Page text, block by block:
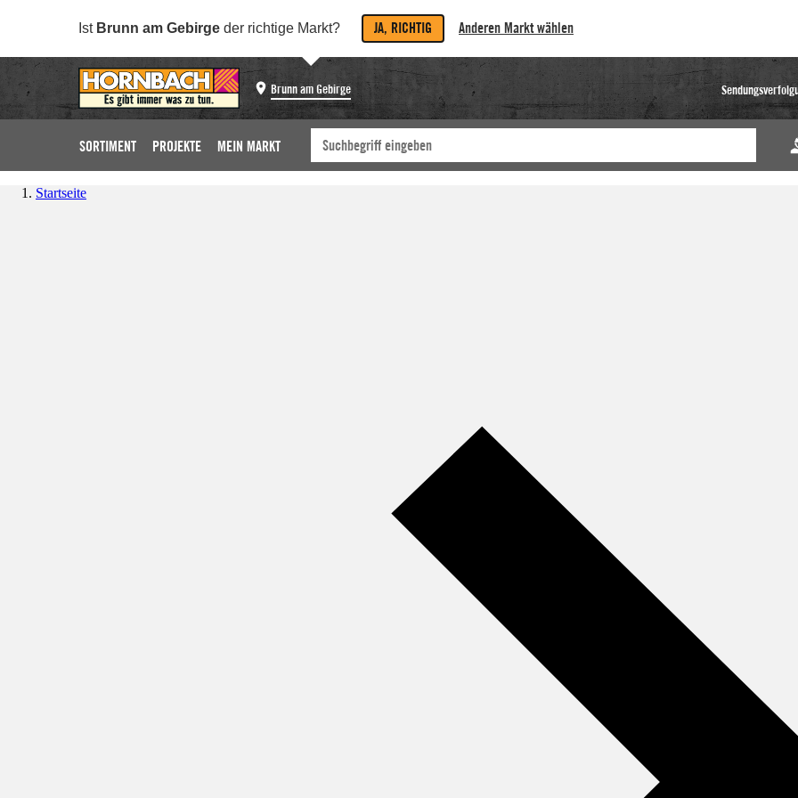
Ist Brunn am Gebirge der richtige Markt? JA, RICHTIG Anderen Markt wählen
Brunn am Gebirge
SORTIMENT PROJEKTE MEIN MARKT
Startseite